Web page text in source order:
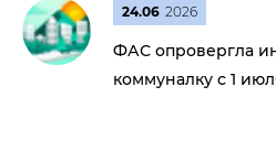
24.06 2026
ФАС опровергла
коммуналку с 1